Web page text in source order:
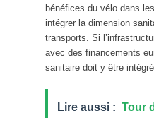
bénéfices du vélo dans
intégrer la dimension
transports. Si
avec des financements
sanitaire doit y être
Lire aussi : Tour